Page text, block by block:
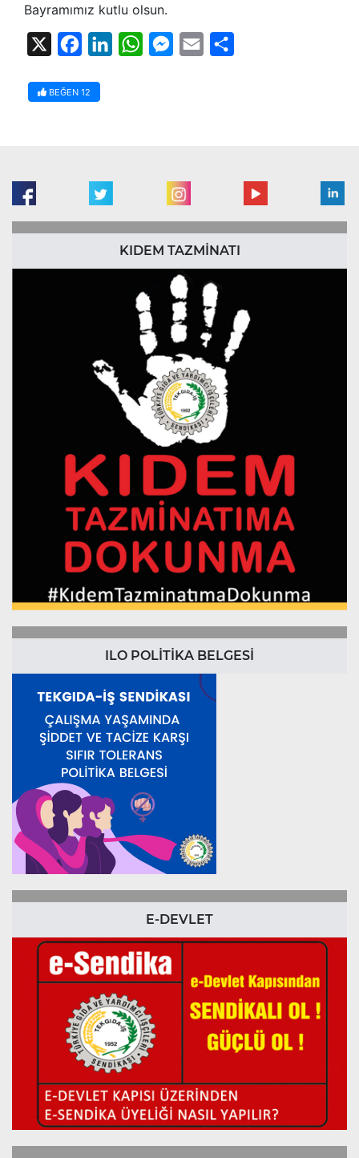
Bayramımız kutlu olsun.
FacebookLinkedInWhatsAppMessenger
Email
BEĞEN 12
KIDEM TAZMİNATI
ILO POLİTİKA BELGESİ
E-DEVLET